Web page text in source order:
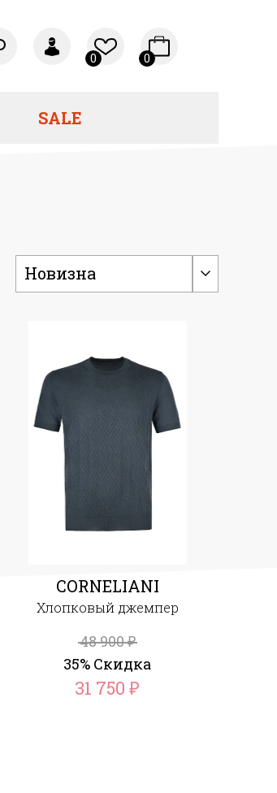
0 0
SALE
Новизна
CORNELIANI
Хлопковый джемпер
48 900₽
35% Скидка
31 750₽